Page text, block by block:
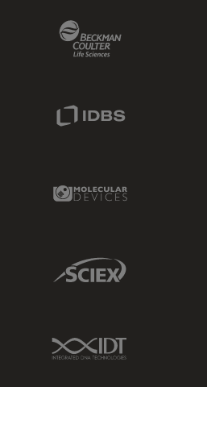
IDBS Link
Molecular Devices
Sciex Link
IDT Link